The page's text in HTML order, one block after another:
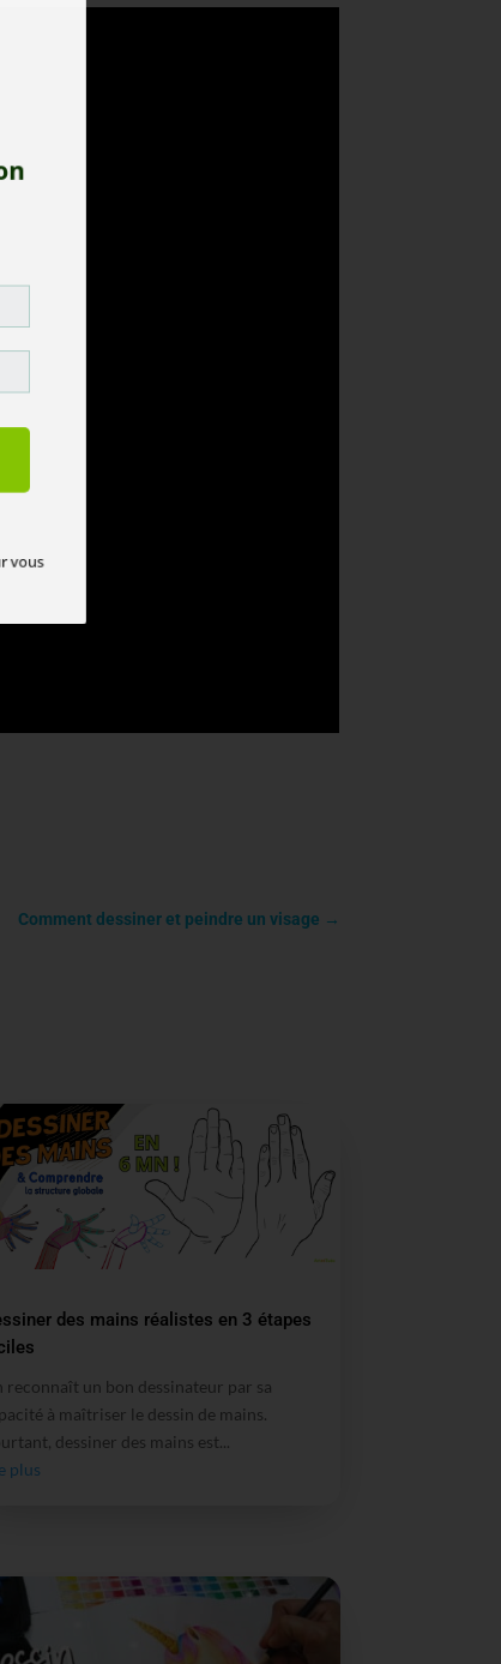
Comment dessiner et peindre un visage →
des mains réalistes en 3 étapes
reconnaît un bon dessinateur par sa
à maîtriser le dessin de mains.
dessiner des mains est...
plus
vous